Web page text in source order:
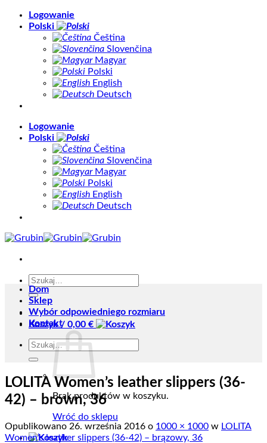
Skip
Logowanie
Polski
Čeština
Slovenčina
Magyar
Polski
English
Deutsch
Logowanie
Polski
Čeština
Slovenčina
Magyar
Polski
English
Deutsch
Szukaj:
Koszyk / 0,00 €
Brak produktów w koszyku.
Wróć do sklepu
Dom
Sklep
Wybór odpowiedniego rozmiaru
Kontakt
Szukaj:
LOLITA Women’s leather slippers (36-
42) – brown, 36
Opublikowano 26. września 2016 o 1000 × 1000 w LOLITA
Women’s leather slippers (36-42) – brązowy, 36